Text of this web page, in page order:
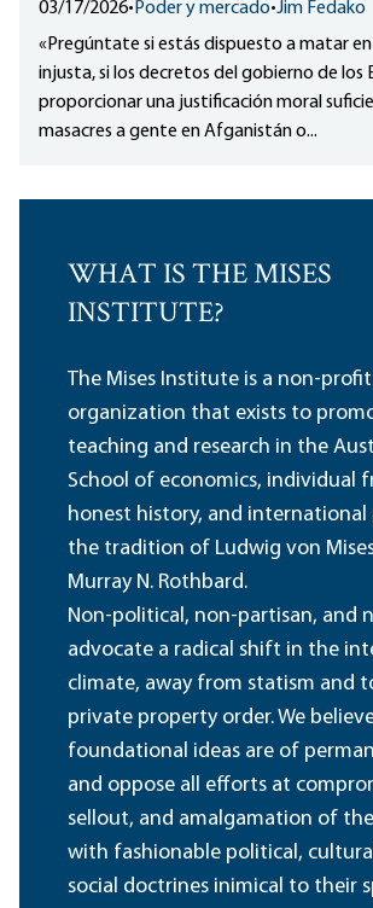
03/17/2026•Poder y mercado•Jim Fedako
«Pregúntate si estás dispuesto a matar
injusta, si los decretos del gobierno de los
proporcionar una justificación moral
masacres a gente en Afganistán o...
WHAT IS THE MISES
INSTITUTE?
The Mises Institute is a non-profit
organization that exists to
teaching and research in the
School of economics, individual
honest history, and international
the tradition of Ludwig von
Murray N. Rothbard.
Non-political, non-partisan, and
advocate a radical shift in the
climate, away from statism and
private property order. We
foundational ideas are of
and oppose all efforts at
sellout, and amalgamation of
with fashionable political,
social doctrines inimical to their